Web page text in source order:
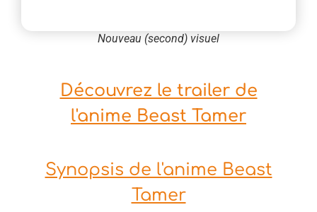
Nouveau (second) visuel
Découvrez le trailer de
l'anime Beast Tamer
Synopsis de l'anime Beast
Tamer